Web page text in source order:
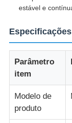
linha da
máquina de
Máquina de
Máquina
estável e
Parâmetro
item
Modelo de
produto